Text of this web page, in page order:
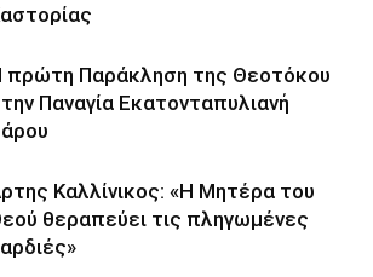
πρώτη Παράκληση της Θεοτόκου
Παναγία Εκατονταπυλιανή
Καλλίνικος: «Η Μητέρα του
θεραπεύει τις πληγωμένες